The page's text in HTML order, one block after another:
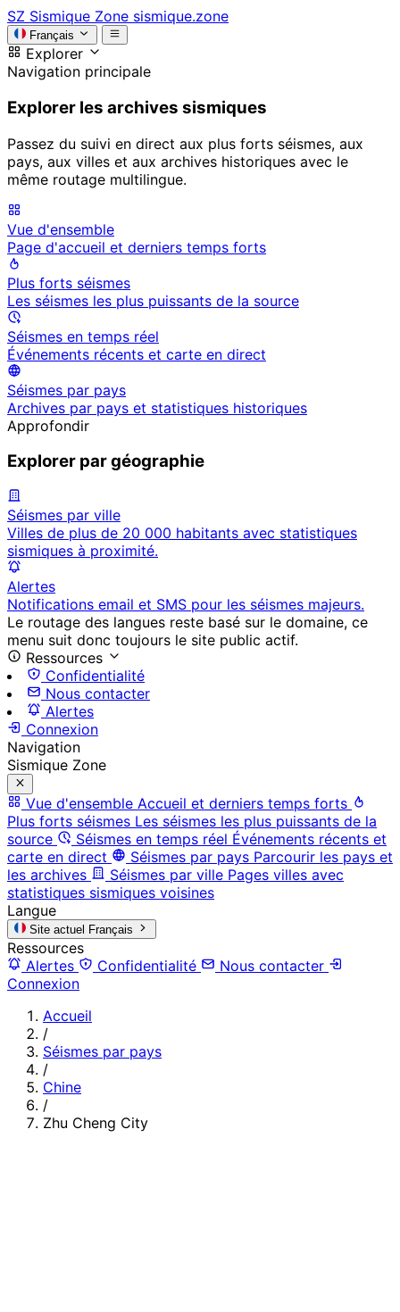
SZ Sismique Zone sismique.zone
Français
Explorer
Navigation principale
Explorer les archives sismiques
Passez du suivi en direct aux plus forts séismes, aux
pays, aux villes et aux archives historiques avec le
même routage multilingue.
Vue d'ensemble
Page d'accueil et derniers temps forts
Plus forts séismes
Les séismes les plus puissants de la source
Séismes en temps réel
Événements récents et carte en direct
Séismes par pays
Archives par pays et statistiques historiques
Approfondir
Explorer par géographie
Séismes par ville
Villes de plus de 20 000 habitants avec statistiques
sismiques à proximité.
Alertes
Notifications email et SMS pour les séismes majeurs.
Le routage des langues reste basé sur le domaine, ce
menu suit donc toujours le site public actif.
Ressources
Confidentialité
Nous contacter
Alertes
Connexion
Navigation
Sismique Zone
Vue d'ensemble Accueil et derniers temps forts
Plus forts séismes Les séismes les plus puissants de la
source
Séismes en temps réel Événements récents et
carte en direct
Séismes par pays Parcourir les pays et
les archives
Séismes par ville Pages villes avec
statistiques sismiques voisines
Langue
Site actuel Français
Ressources
Alertes
Confidentialité
Nous contacter
Connexion
Accueil
/
Séismes par pays
/
Chine
/
Zhu Cheng City